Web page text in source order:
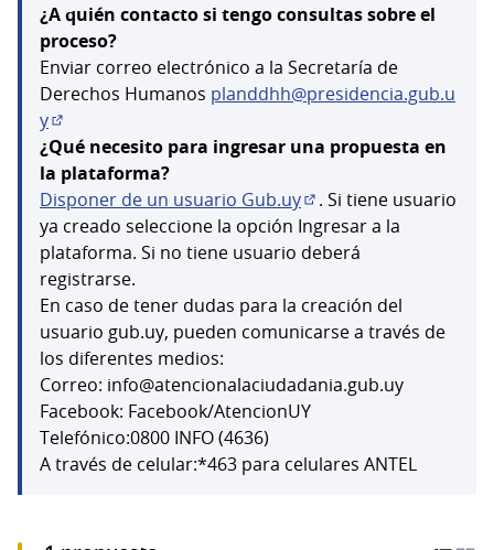
¿A quién contacto si tengo consultas sobre el
proceso?
Enviar correo electrónico a la Secretaría de
Derechos Humanos planddhh@presidencia.gub.u
y
(Abrir en una pestaña nueva)
¿Qué necesito para ingresar una propuesta en
la plataforma?
Disponer de un usuario Gub.uy
(Abrir en una pestaña
. Si tiene usuario
ya creado seleccione la opción Ingresar a la
plataforma. Si no tiene usuario deberá
registrarse.
En caso de tener dudas para la creación del
usuario gub.uy, pueden comunicarse a través de
los diferentes medios:
Correo: info@atencionalaciudadania.gub.uy
Facebook: Facebook/AtencionUY
Telefónico:0800 INFO (4636)
A través de celular:*463 para celulares ANTEL